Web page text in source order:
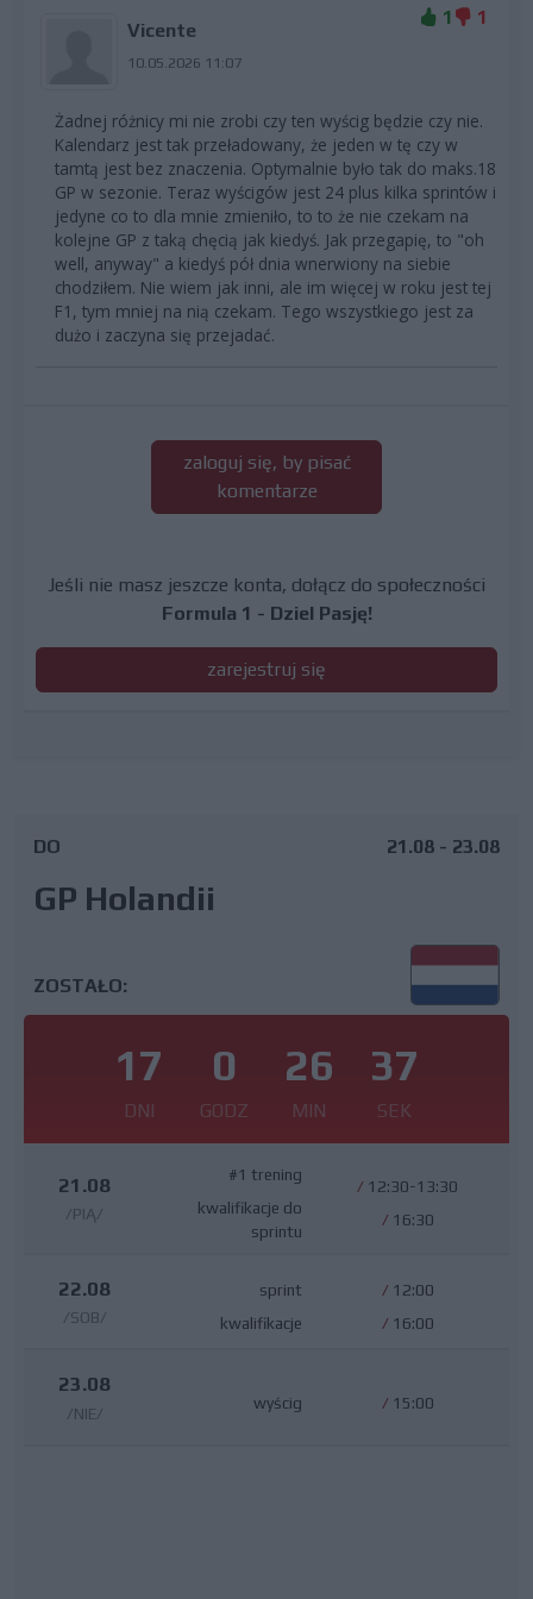
Vicente
10.05.2026 11:07
1 1
Żadnej różnicy mi nie zrobi czy ten wyścig będzie czy nie.
Kalendarz jest tak przeładowany, że jeden w tę czy w
tamtą jest bez znaczenia. Optymalnie było tak do maks.18
GP w sezonie. Teraz wyścigów jest 24 plus kilka sprintów i
jedyne co to dla mnie zmieniło, to to że nie czekam na
kolejne GP z taką chęcią jak kiedyś. Jak przegapię, to "oh
well, anyway" a kiedyś pół dnia wnerwiony na siebie
chodziłem. Nie wiem jak inni, ale im więcej w roku jest tej
F1, tym mniej na nią czekam. Tego wszystkiego jest za
dużo i zaczyna się przejadać.
zaloguj się, by pisać
komentarze
Jeśli nie masz jeszcze konta, dołącz do społeczności
Formula 1 - Dziel Pasję!
zarejestruj się
DO
GP Holandii
21.08 - 23.08
ZOSTAŁO:
17
DNI
0
GODZ
26
MIN
36
SEK
21.08
/PIĄ/
#1 trening
kwalifikacje do
sprintu
/ 12:30-13:30
/ 16:30
22.08
/SOB/
sprint
kwalifikacje
/ 12:00
/ 16:00
23.08
/NIE/
wyścig / 15:00